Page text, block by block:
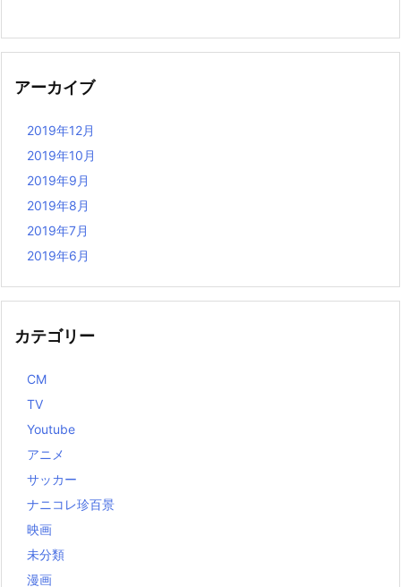
アーカイブ
2019年12月
2019年10月
2019年9月
2019年8月
2019年7月
2019年6月
カテゴリー
CM
TV
Youtube
アニメ
サッカー
ナニコレ珍百景
映画
未分類
漫画